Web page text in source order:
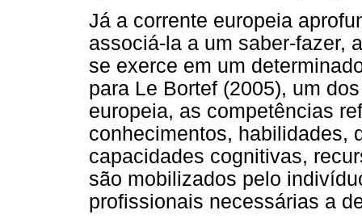
Já a corrente europeia
associá-la a um saber-fazer,
se exerce em um
para Le Bortef (2005), um
europeia, as competências
conhecimentos, habilidades,
capacidades cognitivas,
são mobilizados pelo
profissionais necessárias a